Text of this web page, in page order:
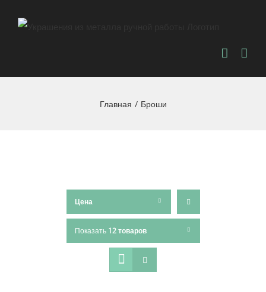
Главная / Броши
Цена
Показать 12 товаров